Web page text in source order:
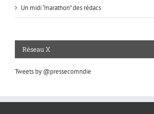
Un midi “marathon” des rédacs
Réseau X
Tweets by @pressecomndie